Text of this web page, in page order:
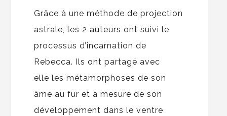
Grâce à une méthode de projection
astrale, les 2 auteurs ont suivi le
processus d’incarnation de
Rebecca. Ils ont partagé avec
elle les métamorphoses de son
âme au fur et à mesure de son
développement dans le ventre